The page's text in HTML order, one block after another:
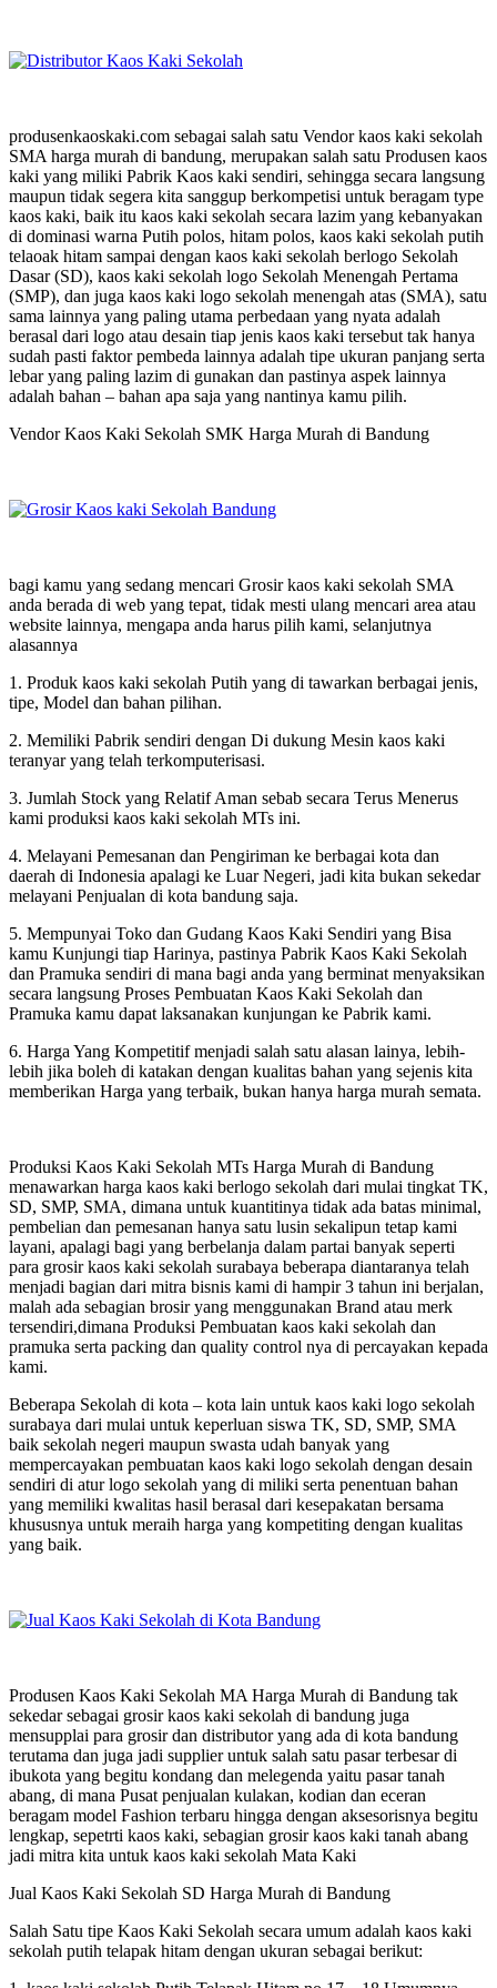
produsenkaoskaki.com sebagai salah satu Vendor kaos kaki sekolah
SMA harga murah di bandung, merupakan salah satu Produsen kaos
kaki yang miliki Pabrik Kaos kaki sendiri, sehingga secara langsung
maupun tidak segera kita sanggup berkompetisi untuk beragam type
kaos kaki, baik itu kaos kaki sekolah secara lazim yang kebanyakan
di dominasi warna Putih polos, hitam polos, kaos kaki sekolah putih
telaoak hitam sampai dengan kaos kaki sekolah berlogo Sekolah
Dasar (SD), kaos kaki sekolah logo Sekolah Menengah Pertama
(SMP), dan juga kaos kaki logo sekolah menengah atas (SMA), satu
sama lainnya yang paling utama perbedaan yang nyata adalah
berasal dari logo atau desain tiap jenis kaos kaki tersebut tak hanya
sudah pasti faktor pembeda lainnya adalah tipe ukuran panjang serta
lebar yang paling lazim di gunakan dan pastinya aspek lainnya
adalah bahan – bahan apa saja yang nantinya kamu pilih.
Vendor Kaos Kaki Sekolah SMK Harga Murah di Bandung
bagi kamu yang sedang mencari Grosir kaos kaki sekolah SMA
anda berada di web yang tepat, tidak mesti ulang mencari area atau
website lainnya, mengapa anda harus pilih kami, selanjutnya
alasannya
1. Produk kaos kaki sekolah Putih yang di tawarkan berbagai jenis,
tipe, Model dan bahan pilihan.
2. Memiliki Pabrik sendiri dengan Di dukung Mesin kaos kaki
teranyar yang telah terkomputerisasi.
3. Jumlah Stock yang Relatif Aman sebab secara Terus Menerus
kami produksi kaos kaki sekolah MTs ini.
4. Melayani Pemesanan dan Pengiriman ke berbagai kota dan
daerah di Indonesia apalagi ke Luar Negeri, jadi kita bukan sekedar
melayani Penjualan di kota bandung saja.
5. Mempunyai Toko dan Gudang Kaos Kaki Sendiri yang Bisa
kamu Kunjungi tiap Harinya, pastinya Pabrik Kaos Kaki Sekolah
dan Pramuka sendiri di mana bagi anda yang berminat menyaksikan
secara langsung Proses Pembuatan Kaos Kaki Sekolah dan
Pramuka kamu dapat laksanakan kunjungan ke Pabrik kami.
6. Harga Yang Kompetitif menjadi salah satu alasan lainya, lebih-
lebih jika boleh di katakan dengan kualitas bahan yang sejenis kita
memberikan Harga yang terbaik, bukan hanya harga murah semata.
Produksi Kaos Kaki Sekolah MTs Harga Murah di Bandung
menawarkan harga kaos kaki berlogo sekolah dari mulai tingkat TK,
SD, SMP, SMA, dimana untuk kuantitinya tidak ada batas minimal,
pembelian dan pemesanan hanya satu lusin sekalipun tetap kami
layani, apalagi bagi yang berbelanja dalam partai banyak seperti
para grosir kaos kaki sekolah surabaya beberapa diantaranya telah
menjadi bagian dari mitra bisnis kami di hampir 3 tahun ini berjalan,
malah ada sebagian brosir yang menggunakan Brand atau merk
tersendiri,dimana Produksi Pembuatan kaos kaki sekolah dan
pramuka serta packing dan quality control nya di percayakan kepada
kami.
Beberapa Sekolah di kota – kota lain untuk kaos kaki logo sekolah
surabaya dari mulai untuk keperluan siswa TK, SD, SMP, SMA
baik sekolah negeri maupun swasta udah banyak yang
mempercayakan pembuatan kaos kaki logo sekolah dengan desain
sendiri di atur logo sekolah yang di miliki serta penentuan bahan
yang memiliki kwalitas hasil berasal dari kesepakatan bersama
khususnya untuk meraih harga yang kompetiting dengan kualitas
yang baik.
Produsen Kaos Kaki Sekolah MA Harga Murah di Bandung tak
sekedar sebagai grosir kaos kaki sekolah di bandung juga
mensupplai para grosir dan distributor yang ada di kota bandung
terutama dan juga jadi supplier untuk salah satu pasar terbesar di
ibukota yang begitu kondang dan melegenda yaitu pasar tanah
abang, di mana Pusat penjualan kulakan, kodian dan eceran
beragam model Fashion terbaru hingga dengan aksesorisnya begitu
lengkap, sepetrti kaos kaki, sebagian grosir kaos kaki tanah abang
jadi mitra kita untuk kaos kaki sekolah Mata Kaki
Jual Kaos Kaki Sekolah SD Harga Murah di Bandung
Salah Satu tipe Kaos Kaki Sekolah secara umum adalah kaos kaki
sekolah putih telapak hitam dengan ukuran sebagai berikut: